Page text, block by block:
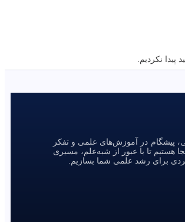
پیدا نکردیم.
پیشگام در آموزش‌های علمی و تفکر
هستیم تا با عبور از شبه‌علم، مسیری
برای رشد علمی شما بسازیم.